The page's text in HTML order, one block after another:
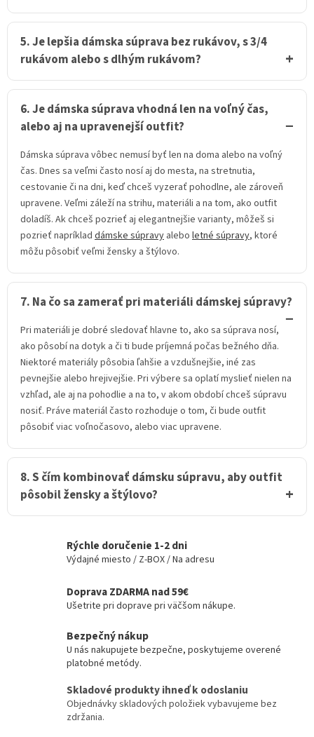
5. Je lepšia dámska súprava bez rukávov, s 3/4
rukávom alebo s dlhým rukávom?
6. Je dámska súprava vhodná len na voľný čas,
alebo aj na upravenejší outfit?
Dámska súprava vôbec nemusí byť len na doma alebo na voľný
čas. Dnes sa veľmi často nosí aj do mesta, na stretnutia,
cestovanie či na dni, keď chceš vyzerať pohodlne, ale zároveň
upravene. Veľmi záleží na strihu, materiáli a na tom, ako outfit
doladíš. Ak chceš pozrieť aj elegantnejšie varianty, môžeš si
pozrieť napríklad dámske súpravy alebo letné súpravy, ktoré
môžu pôsobiť veľmi žensky a štýlovo.
7. Na čo sa zamerať pri materiáli dámskej súpravy?
Pri materiáli je dobré sledovať hlavne to, ako sa súprava nosí,
ako pôsobí na dotyk a či ti bude príjemná počas bežného dňa.
Niektoré materiály pôsobia ľahšie a vzdušnejšie, iné zas
pevnejšie alebo hrejivejšie. Pri výbere sa oplatí myslieť nielen na
vzhľad, ale aj na pohodlie a na to, v akom období chceš súpravu
nosiť. Práve materiál často rozhoduje o tom, či bude outfit
pôsobiť viac voľnočasovo, alebo viac upravene.
8. S čím kombinovať dámsku súpravu, aby outfit
pôsobil žensky a štýlovo?
Rýchle doručenie 1-2 dni
Výdajné miesto / Z-BOX / Na adresu
Doprava ZDARMA nad 59€
Ušetrite pri doprave pri väčšom nákupe.
Bezpečný nákup
U nás nakupujete bezpečne, poskytujeme overené
platobné metódy.
Skladové produkty ihneď k odoslaniu
Objednávky skladových položiek vybavujeme bez
zdržania.